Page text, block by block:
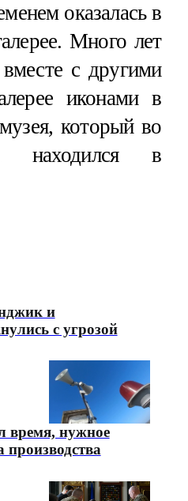
оказалась в
Много лет
с другими
иконами в
который во
находился в
и
с угрозой
время, нужное
производства